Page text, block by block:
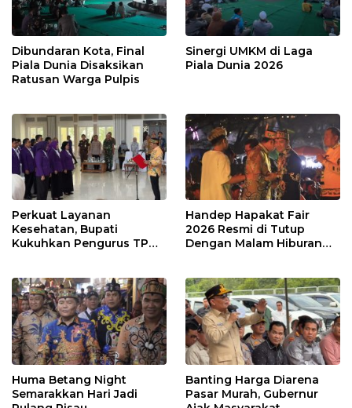
Dibundaran Kota, Final
Piala Dunia Disaksikan
Ratusan Warga Pulpis
Sinergi UMKM di Laga
Piala Dunia 2026
Perkuat Layanan
Kesehatan, Bupati
Kukuhkan Pengurus TP
Handep Hapakat Fair
2026 Resmi di Tutup
Dengan Malam Hiburan
Huma Betang Night
Semarakkan Hari Jadi
Banting Harga Diarena
Pasar Murah, Gubernur